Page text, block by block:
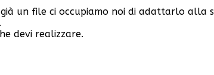
un file ci occupiamo noi di adattarlo alla
devi realizzare.